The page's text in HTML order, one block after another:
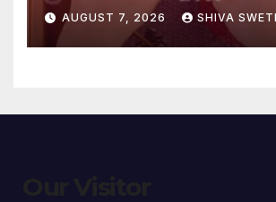
AUGUST 7, 2026 SHIVA